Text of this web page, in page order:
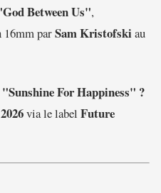
Between Us",
16mm parSam Kristofskiau
For Happiness" ?
via le label Future